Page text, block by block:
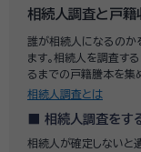
相続人調査と戸籍
誰が相続人になるのか
ます。相続人を調査す
るまでの戸籍謄本を集
相続人調査とは
相続人調査をす
相続人が確定しないと